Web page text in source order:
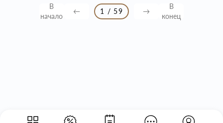
В
начало
← 1 / 59 →
В
конец